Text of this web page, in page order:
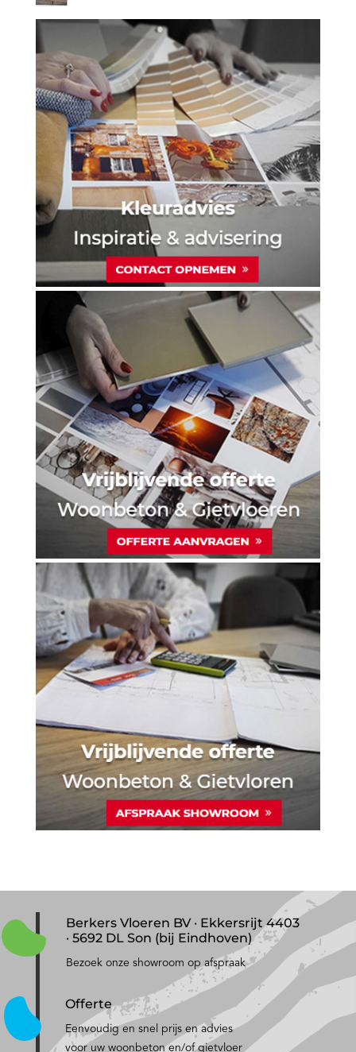
Berkers Vloeren BV · Ekkersrijt 4403
· 5692 DL Son (bij Eindhoven)
Bezoek onze showroom op afspraak
Offerte
Eenvoudig en snel prijs en advies
voor uw woonbeton en/of gietvloer